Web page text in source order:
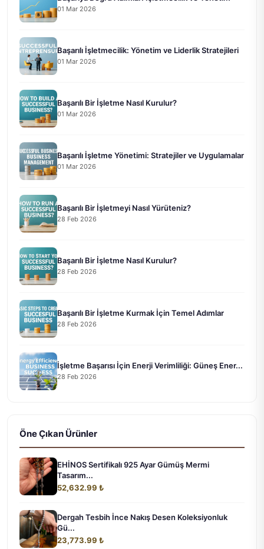
01 Mar 2026
Başarılı İşletmecilik: Yönetim ve Liderlik Stratejileri
01 Mar 2026
Başarılı Bir İşletme Nasıl Kurulur?
01 Mar 2026
Başarılı İşletme Yönetimi: Stratejiler ve Uygulamalar
01 Mar 2026
Başarılı Bir İşletmeyi Nasıl Yürüteniz?
28 Feb 2026
Başarılı Bir İşletme Nasıl Kurulur?
28 Feb 2026
Başarılı Bir İşletme Kurmak İçin Temel Adımlar
28 Feb 2026
İşletme Başarısı İçin Enerji Verimliliği: Güneş Ener...
28 Feb 2026
Öne Çıkan Ürünler
EHİNOS Sertifikalı 925 Ayar Gümüş Mermi
Tasarım...
52,632.99 ₺
Dergah Tesbih İnce Nakış Desen Koleksiyonluk
Gü...
23,773.99 ₺